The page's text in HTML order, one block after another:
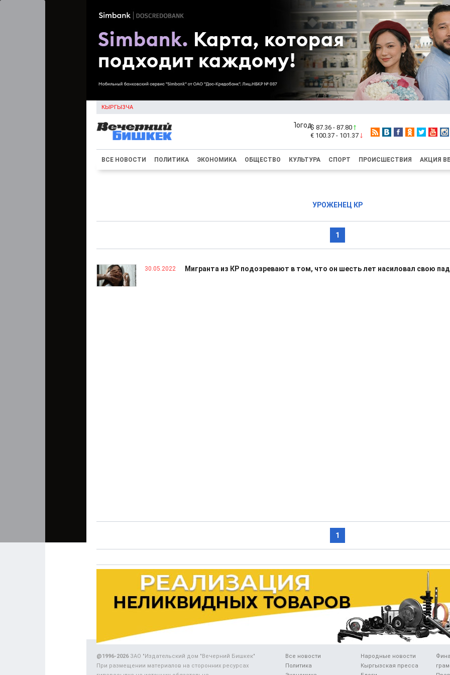
КЫРГЫЗЧА
$ 87.36 - 87.80
€ 100.37 - 101.37
ВСЕ НОВОСТИ ПОЛИТИКА ЭКОНОМИКА ОБЩЕСТВО КУЛЬТУРА СПОРТ ПРОИСШЕСТВИЯ АКЦИЯ
УРОЖЕНЕЦ КР
1
30.05.2022 Мигранта из КР подозревают в том, что он шесть лет насиловал свою
1
Все новости
Политика
Народные новости
Кыргызская пресса
@1996-2026ЗАО "Издательский дом "Вечерний Бишкек"
При размещении материалов на сторонних ресурсах